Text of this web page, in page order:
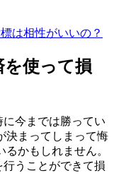
は相性がいいの？
使って損
今までは勝ってい
決まってしまって悔
かもしれません。
うことができて損